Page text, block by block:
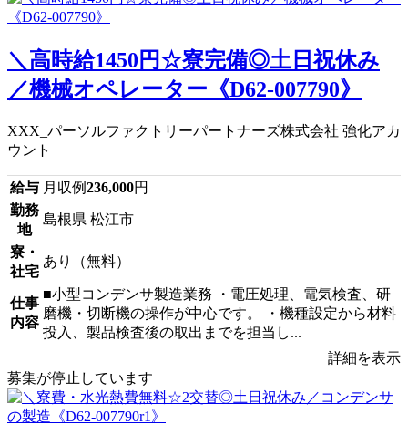
＼高時給1450円☆寮完備◎土日祝休み
／機械オペレーター《D62-007790》
XXX_パーソルファクトリーパートナーズ株式会社 強化アカ
ウント
給与 月収例236,000円
勤務
地
島根県 松江市
寮・
社宅
あり（無料）
仕事
内容
■小型コンデンサ製造業務 ・電圧処理、電気検査、研
磨機・切断機の操作が中心です。 ・機種設定から材料
投入、製品検査後の取出までを担当し...
詳細を表示
募集が停止しています